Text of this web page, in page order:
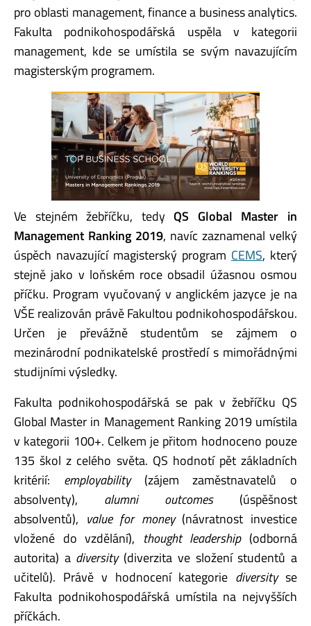
pro oblasti management, finance a business analytics.
Fakulta podnikohospodářská uspěla v kategorii
management, kde se umístila se svým navazujícím
magisterským programem.
Ve stejném žebříčku, tedyQS Global Master in
Management Ranking 2019, navíc zaznamenal velký
úspěch navazující magisterský program CEMS, který
stejně jako v loňském roce obsadil úžasnou osmou
příčku. Program vyučovaný v anglickém jazyce je na
VŠE realizován právě Fakultou podnikohospodářskou.
Určen je převážně studentům se zájmem o
mezinárodní podnikatelské prostředí s mimořádnými
studijními výsledky.
Fakulta podnikohospodářská se pak v žebříčku QS
Global Master in Management Ranking 2019 umístila
v kategorii 100+. Celkem je přitom hodnoceno pouze
135 škol z celého světa. QS hodnotí pět základních
kritérií: employability(zájem zaměstnavatelů o
absolventy), alumni outcomes(úspěšnost
absolventů), value for money(návratnost investice
vložené do vzdělání), thought leadership (odborná
autorita) adiversity (diverzita ve složení studentů a
učitelů). Právě v hodnocení kategorie diversityse
Fakulta podnikohospodářská umístila na nejvyšších
příčkách.